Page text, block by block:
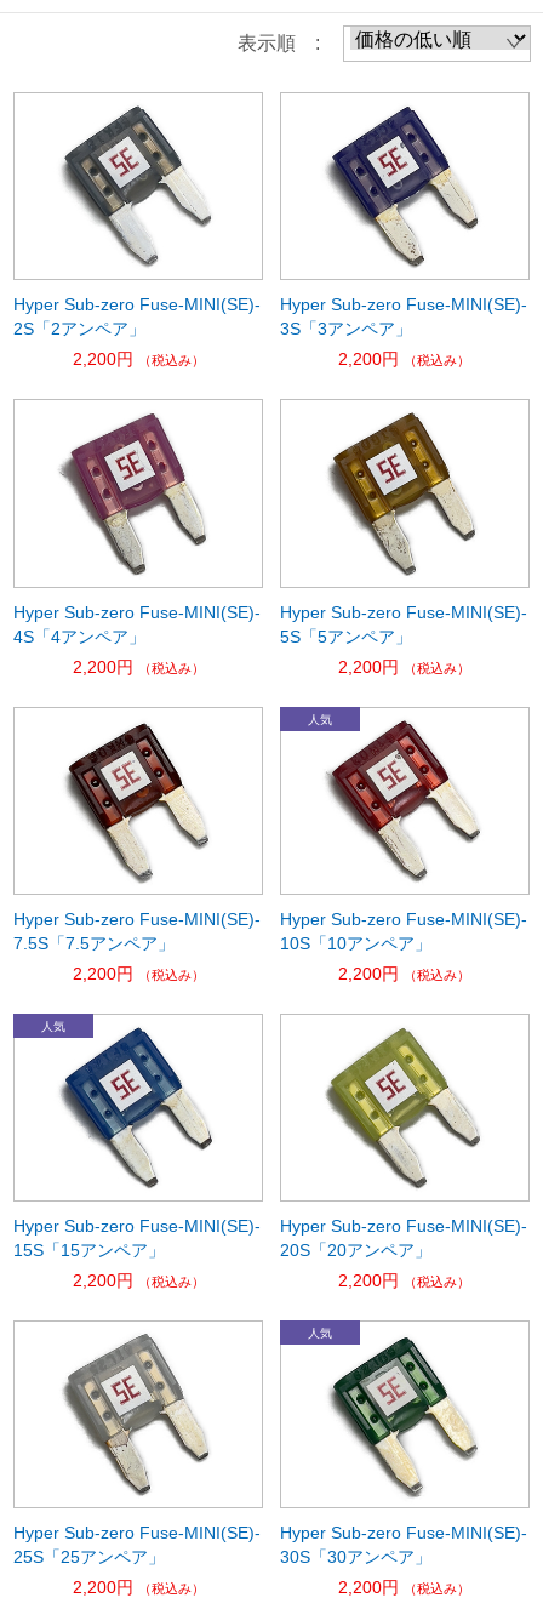
表示順 :
Hyper Sub-zero Fuse-MINI(SE)-
2S「2アンペア」
2,200円
（税込み）
Hyper Sub-zero Fuse-MINI(SE)-
3S「3アンペア」
2,200円
（税込み）
Hyper Sub-zero Fuse-MINI(SE)-
4S「4アンペア」
2,200円
（税込み）
Hyper Sub-zero Fuse-MINI(SE)-
5S「5アンペア」
2,200円
（税込み）
Hyper Sub-zero Fuse-MINI(SE)-
7.5S「7.5アンペア」
2,200円
（税込み）
Hyper Sub-zero Fuse-MINI(SE)-
10S「10アンペア」
2,200円
（税込み）
Hyper Sub-zero Fuse-MINI(SE)-
15S「15アンペア」
2,200円
（税込み）
Hyper Sub-zero Fuse-MINI(SE)-
20S「20アンペア」
2,200円
（税込み）
Hyper Sub-zero Fuse-MINI(SE)-
25S「25アンペア」
2,200円
（税込み）
Hyper Sub-zero Fuse-MINI(SE)-
30S「30アンペア」
2,200円
（税込み）